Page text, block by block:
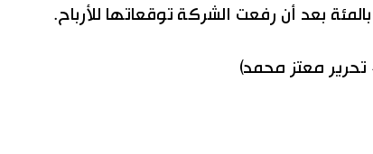
تحرير معتز محمد)